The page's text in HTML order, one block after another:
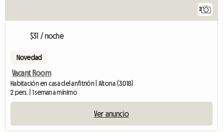
2
$31 / noche
Novedad
Vacant Room
Habitación en casa del anfitrión | Altona (3018)
2 pers. | 1 semana mínimo
Ver anuncio